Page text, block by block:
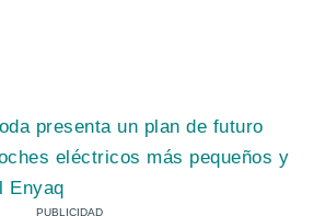
presenta un plan de futuro
eléctricos más pequeños y
Enyaq